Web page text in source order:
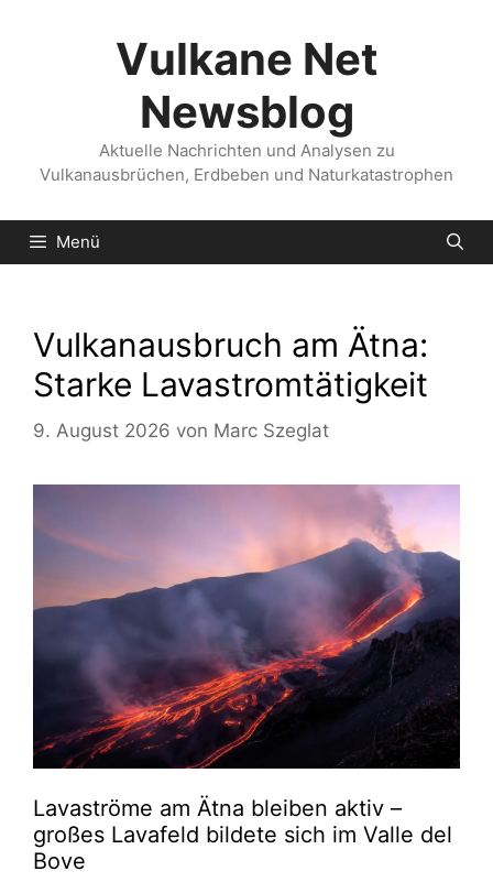
Vulkane Net
Newsblog
Aktuelle Nachrichten und Analysen zu
Vulkanausbrüchen, Erdbeben und Naturkatastrophen
Menü
Vulkanausbruch am Ätna:
Starke Lavastromtätigkeit
9. August 2026 von Marc Szeglat
Lavaströme am Ätna bleiben aktiv –
großes Lavafeld bildete sich im Valle del
Bove